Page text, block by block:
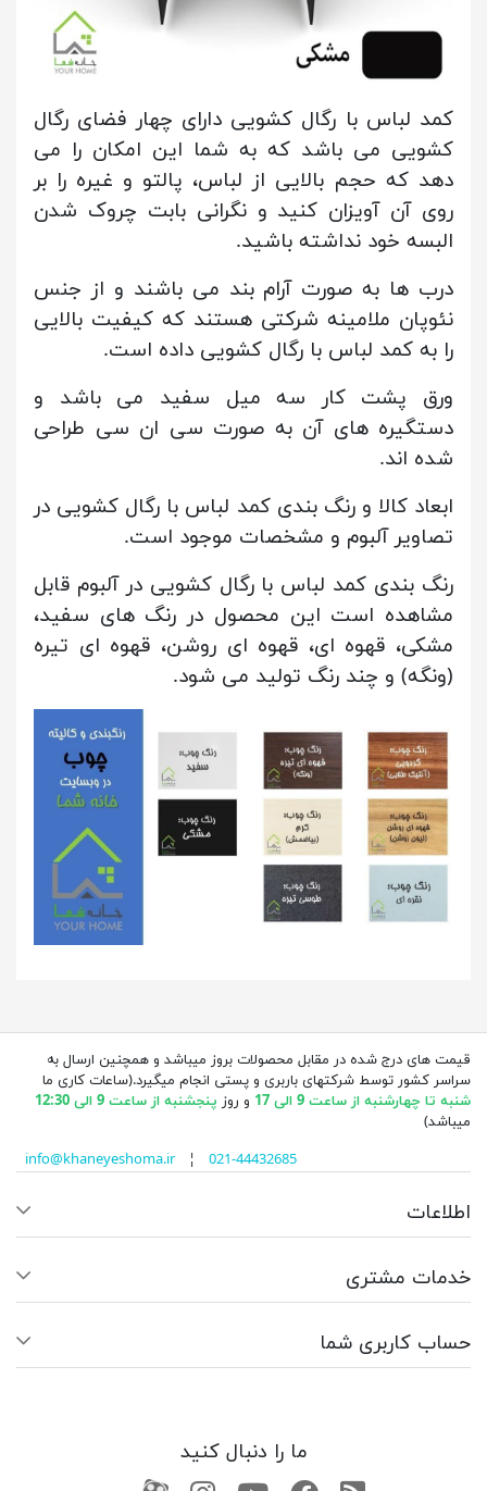
کمد لباس با رگال کشویی دارای چهار فضای رگال
کشویی می باشد که به شما این امکان را می
دهد که حجم بالایی از لباس، پالتو و غیره را بر
روی آن آویزان کنید و نگرانی بابت چروک شدن
البسه خود نداشته باشید.
درب ها به صورت آرام بند می باشند و از جنس
نئوپان ملامینه شرکتی هستند که کیفیت بالایی
را به کمد لباس با رگال کشویی داده است.
ورق پشت کار سه میل سفید می باشد و
دستگیره های آن به صورت سی ان سی طراحی
شده اند.
ابعاد کالا و رنگ بندی کمد لباس با رگال کشویی در
تصاویر آلبوم و مشخصات موجود است.
رنگ بندی کمد لباس با رگال کشویی در آلبوم قابل
مشاهده است این محصول در رنگ های سفید،
مشکی، قهوه ای، قهوه ای روشن، قهوه ای تیره
(ونگه) و چند رنگ تولید می شود.
قیمت های درج شده در مقابل محصولات بروز میباشد و همچنین ارسال به
سراسر کشور توسط شرکتهای باربری و پستی انجام میگیرد.(ساعات کاری ما
شنبه تا چهارشنبه از ساعت 9 الی 17
و روز پنجشنبه از ساعت 9 الی 12:30
میباشد)
info@khaneyeshoma.ir¦ 021-44432685
اطلاعات
خدمات مشتری
حساب کاربری شما
ما را دنبال کنید